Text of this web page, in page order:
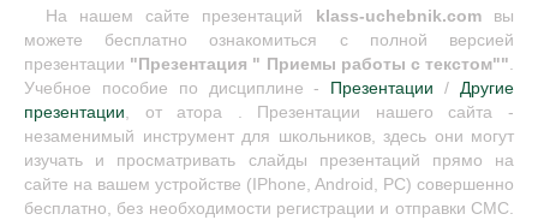
На нашем сайте презентаций klass-uchebnik.comвы
можете бесплатно ознакомиться с полной версией
презентации "Презентация " Приемы работы с текстом"".
Учебное пособие по дисциплине -
Презентации /Другие
презентации, от атора . Презентации нашего сайта -
незаменимый инструмент для школьников, здесь они могут
изучать и просматривать слайды презентаций прямо на
сайте на вашем устройстве (IPhone, Android, PC) совершенно
бесплатно, без необходимости регистрации и отправки СМС.